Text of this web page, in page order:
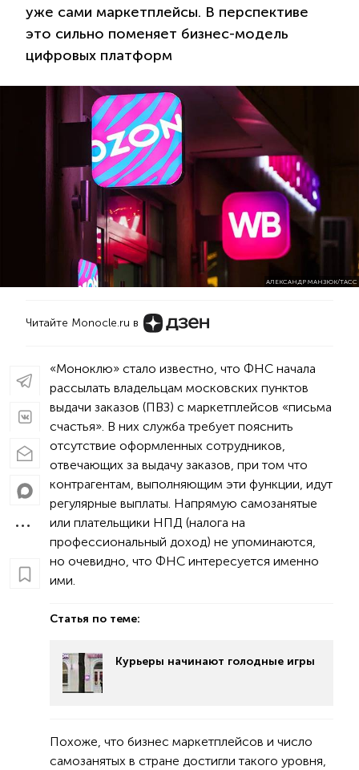
уже сами маркетплейсы. В перспективе
это сильно поменяет бизнес-модель
цифровых платформ
АЛЕКСАНДР МАНЗЮК/ТАСС
Читайте Monocle.ru в
«Моноклю» стало известно, что ФНС начала
рассылать владельцам московских пунктов
выдачи заказов (ПВЗ) с маркетплейсов «письма
счастья». В них служба требует пояснить
отсутствие оформленных сотрудников,
отвечающих за выдачу заказов, при том что
контрагентам, выполняющим эти функции, идут
регулярные выплаты. Напрямую самозанятые
или плательщики НПД (налога на
профессиональный доход) не упоминаются,
но очевидно, что ФНС интересуется именно
ими.
Статья по теме:
Курьеры начинают голодные игры
Похоже, что бизнес маркетплейсов и число
самозанятых в стране достигли такого уровня,